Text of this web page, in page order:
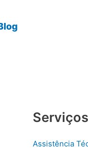
Serviços
Assistência